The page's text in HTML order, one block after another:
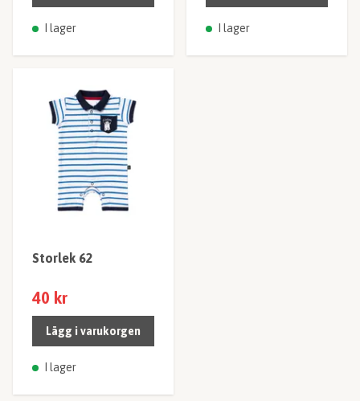
I lager I lager
Storlek 62
40 kr
Lägg i varukorgen
I lager